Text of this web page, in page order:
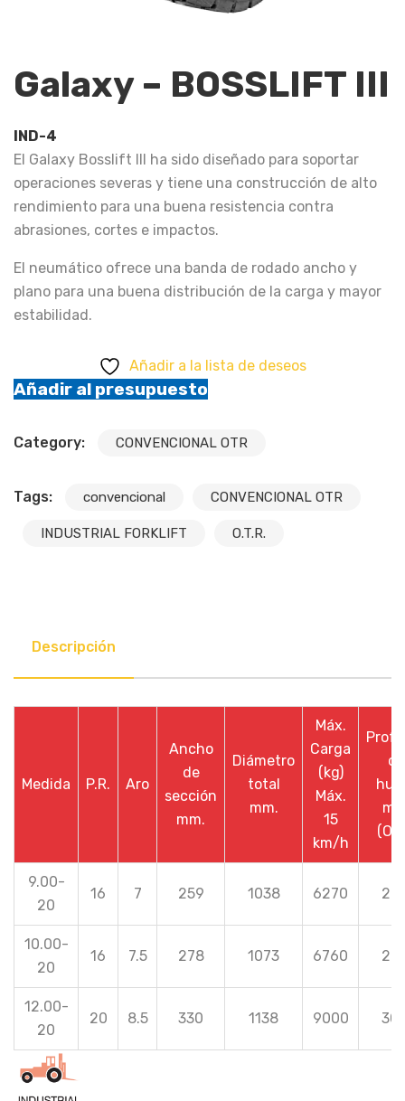
Galaxy – BOSSLIFT III
IND-4
El Galaxy Bosslift III ha sido diseñado para soportar
operaciones severas y tiene una construcción de alto
rendimiento para una buena resistencia contra
abrasiones, cortes e impactos.
El neumático ofrece una banda de rodado ancho y
plano para una buena distribución de la carga y mayor
estabilidad.
Añadir a la lista de deseos
Añadir al presupuesto
Category: CONVENCIONAL OTR
Tags: convencional CONVENCIONAL OTR
INDUSTRIAL FORKLIFT O.T.R.
Descripción
Medida P.R. Aro
Ancho
de
sección
mm.
Diámetro
total
mm.
Máx.
Carga
(kg)
Máx.
15
km/h
de
9.00-
20
16 7 259 1038 6270
10.00-
20
16 7.5 278 1073 6760
12.00-
20
20 8.5 330 1138 9000